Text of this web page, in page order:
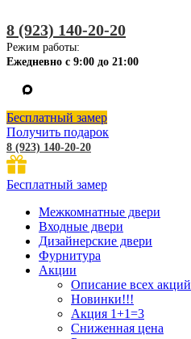
8 (923) 140-20-20
Режим работы:
Ежедневно с 9:00 до 21:00
Бесплатный замер
Получить подарок
8 (923) 140-20-20
Бесплатный замер
Межкомнатные двери
Входные двери
Дизайнерские двери
Фурнитура
Акции
Описание всех акций
Новинки!!!
Акция 1+1=3
Сниженная цена